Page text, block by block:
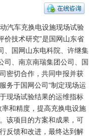
汽车充换电设施现场试验
价技术研究”是国网山东省
、国网山东电科院、许继集
司、南京南瑞集团公司、国
密切合作，共同申报并获
务于国网公司“制定现场运
现场试验结果的运维指标
和精度，提高充换电设施
该项目的方案和成果，可
反馈和改进，最终达到解